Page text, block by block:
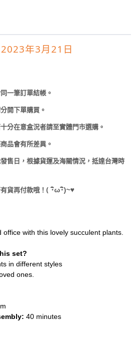
年3月21日
一筆訂單結帳。
分開下單購買。
分在意盒況者請至實體門市選購。
品會有所差異。
售日，根據貨運及海關情況，抵達台灣時
貨再付款哦！ (･ω･)~♥
with this lovely succulent plants.
set?
in different styles
ones.
40 minutes